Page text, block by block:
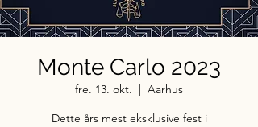
Monte Carlo 2023
fre. 13. okt.
  |
Aarhus
Dette års mest eksklusive fest i